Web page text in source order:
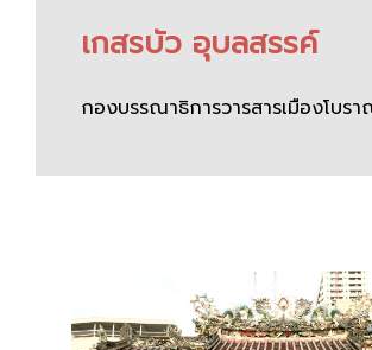
เกสรบัว อุบลสรรค์
กองบรรณาธิการวารสารเมืองโบร